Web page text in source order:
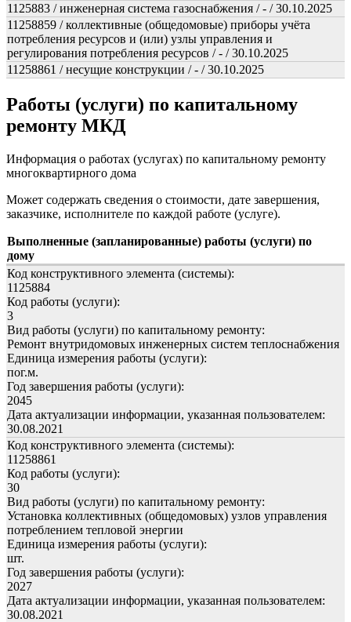
1125883 / инженерная система газоснабжения / - / 30.10.2025
11258859 / коллективные (общедомовые) приборы учёта
потребления ресурсов и (или) узлы управления и
регулирования потребления ресурсов / - / 30.10.2025
11258861 / несущие конструкции / - / 30.10.2025
Работы (услуги) по капитальному
ремонту МКД
Информация о работах (услугах) по капитальному ремонту
многоквартирного дома
Может содержать сведения о стоимости, дате завершения,
заказчике, исполнителе по каждой работе (услуге).
Выполненные (запланированные) работы (услуги) по
дому
Код конструктивного элемента (системы):
1125884
Код работы (услуги):
3
Вид работы (услуги) по капитальному ремонту:
Ремонт внутридомовых инженерных систем теплоснабжения
Единица измерения работы (услуги):
пог.м.
Год завершения работы (услуги):
2045
Дата актуализации информации, указанная пользователем:
30.08.2021
Код конструктивного элемента (системы):
11258861
Код работы (услуги):
30
Вид работы (услуги) по капитальному ремонту:
Установка коллективных (общедомовых) узлов управления
потреблением тепловой энергии
Единица измерения работы (услуги):
шт.
Год завершения работы (услуги):
2027
Дата актуализации информации, указанная пользователем:
30.08.2021